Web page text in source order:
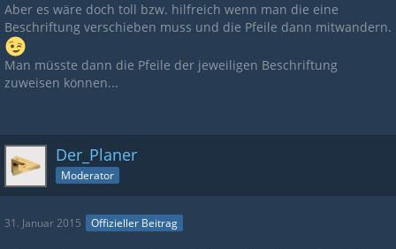
Aber es wäre doch toll bzw. hilfreich wenn man die eine
Beschriftung verschieben muss und die Pfeile dann mitwandern.
Man müsste dann die Pfeile der jeweiligen Beschriftung
zuweisen können...
Der_Planer
Moderator
31. Januar 2015 Offizieller Beitrag